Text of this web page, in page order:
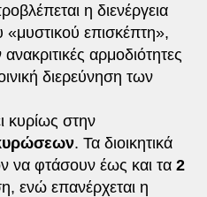
η διενέργεια
επισκέπτη»,
αρμοδιότητες
διερεύνηση των
κυρίως στην
. Τα διοικητικά
να φτάσουν έως και τα2
ενώ επανέρχεται η